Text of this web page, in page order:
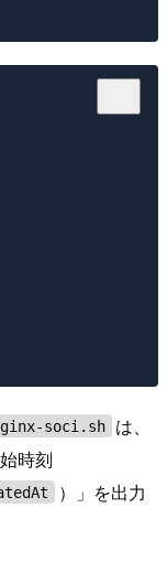
soci.sh
は、
時刻
）」を出力